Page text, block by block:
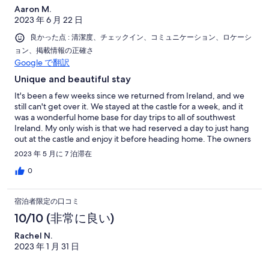
Aaron M.
2023 年 6 月 22 日
良かった点 : 清潔度、チェックイン、コミュニケーション、ロケーシ
ョン、掲載情報の正確さ
Google で翻訳
Unique and beautiful stay
It's been a few weeks since we returned from Ireland, and we
still can't get over it. We stayed at the castle for a week, and it
was a wonderful home base for day trips to all of southwest
Ireland. My only wish is that we had reserved a day to just hang
out at the castle and enjoy it before heading home. The owners
were responsive and clearly take pride in their property,
Geraldine the housekeeper was lovely (as was Bob the dog who
made a welcome appearance), the boat guide (whose name I
felt bad needing to throw away so many leftovers, so perhaps
try to request LESS food unless you know that you'll be around
for leftovers. Next time I'd also bring a hammock to hang and
laze in the amazing forest area. We didn't realize how beautiful
the total setting is for the castle, with landscaping, forests, and a
giant lake. 10/10 would recommend staying here.
2023 年 5 月に 7 泊滞在
0
宿泊者限定の口コミ
10/10 (非常に良い)
Rachel N.
2023 年 1 月 31 日